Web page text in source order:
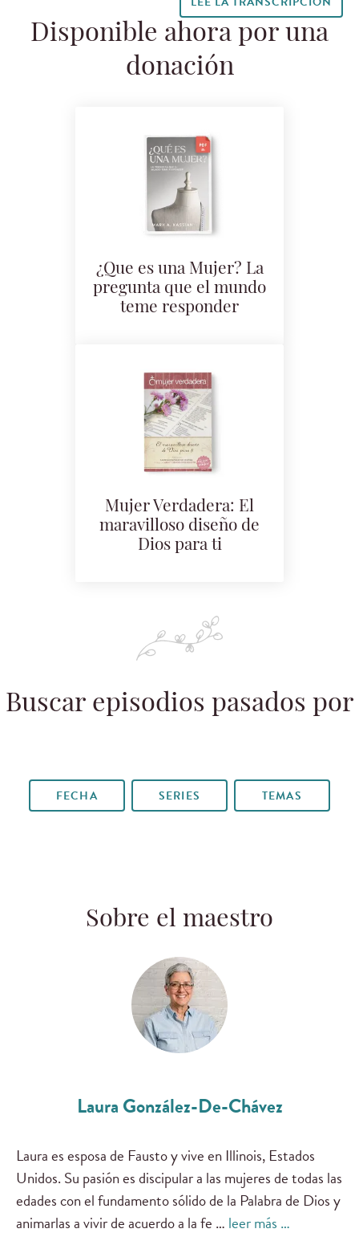
Disponible ahora por una
donación
¿Que es una Mujer? La
pregunta que el mundo
teme responder
Mujer Verdadera: El
maravilloso diseño de
Dios para ti
Buscar episodios pasados por
FECHA SERIES TEMAS
Sobre el maestro
Laura González-De-Chávez
Laura es esposa de Fausto y vive en Illinois, Estados
Unidos. Su pasión es discipular a las mujeres de todas las
edades con el fundamento sólido de la Palabra de Dios y
animarlas a vivir de acuerdo a la fe … leer más …